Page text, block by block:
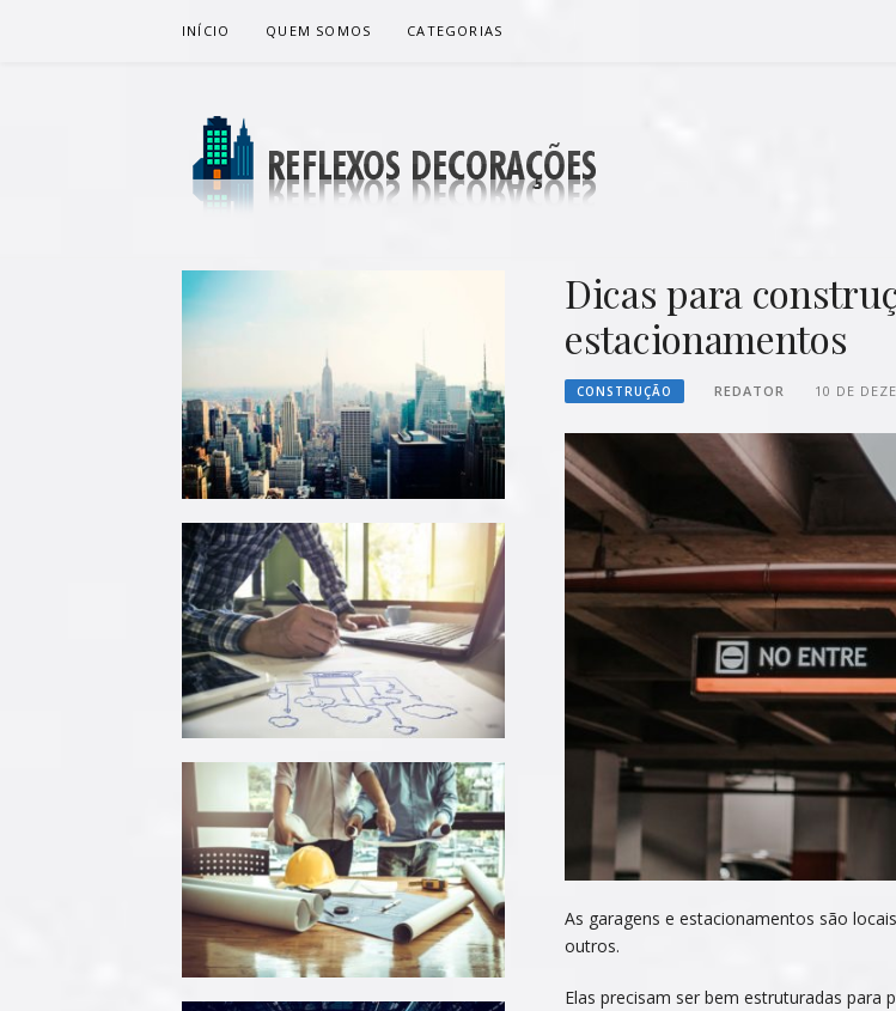
INÍCIO QUEM SOMOS CATEGORIAS
REFLEXOS
Dicas para
estacionamentos
CONSTRUÇÃO REDATOR 10 DE
As garagens e estacionamentos são
outros.
Elas precisam ser bem estruturadas